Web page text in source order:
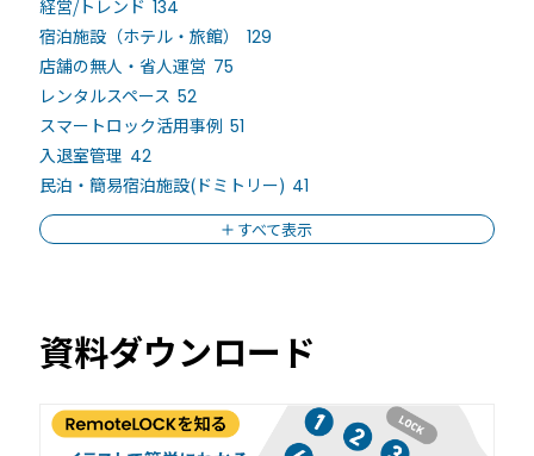
経営/トレンド 134
宿泊施設（ホテル・旅館）
129
店舗の無人・省人運営 75
レンタルスペース 52
スマートロック活用事例 51
入退室管理 42
民泊・簡易宿泊施設(ドミトリー) 41
すべて表示
資料ダウンロード
ユニバーサルアクセスキー＆かぎ
パス
他社スマートロックとの連携
システム連携
システム連携トップ
連携システム一覧
API連携
製品情報
製品情報トップ
利用事例
事例一覧
宿泊施設
料金
取付工事